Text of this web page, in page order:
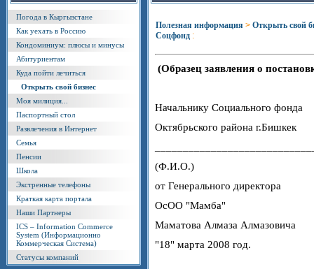
Погода в Кыргызстане
Как уехать в Россию
Кондоминиум: плюсы и минусы
Абитуриентам
Куда пойти лечиться
Открыть свой бизнес
Моя милиция...
Паспортный стол
Развлечения в Интернет
Семья
Пенсии
Школа
Экстренные телефоны
Краткая карта портала
Наши Партнеры
ICS – Information Commerce
System (Информационно
Коммерческая Система)
Статусы компаний
Полезная информация > Открыть свой
Соцфонд :
(Образец заявления о
Начальнику Социального фонда
Октябрьского района г.Бишкек
(Ф.И.О.)
от Генерального директора
ОсОО "Мамба"
Маматова Алмаза Алмазовича
"18" марта 2008 год.